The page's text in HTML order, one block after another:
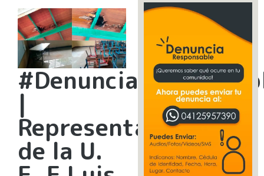
|
Representantes
de la U.